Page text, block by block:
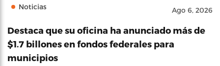
Noticias Ago 6, 2026
Destaca que su oficina ha anunciado más de
$1.7 billones en fondos federales para
municipios